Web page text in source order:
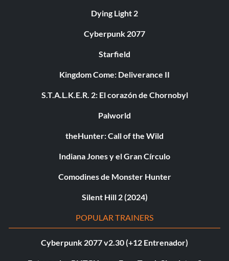
Dying Light 2
Cyberpunk 2077
Starfield
Kingdom Come: Deliverance II
S.T.A.L.K.E.R. 2: El corazón de Chornobyl
Palworld
theHunter: Call of the Wild
Indiana Jones y el Gran Círculo
Comodines de Monster Hunter
Silent Hill 2 (2024)
POPULAR TRAINERS
Cyberpunk 2077 v2.30 (+12 Entrenador)